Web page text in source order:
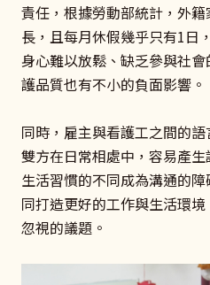
責任，根據勞動部統計，外
長，且每月休假幾乎只有1日
身心難以放鬆、缺乏參與社
護品質也有不小的負面影響。
同時，雇主與看護工之間的
雙方在日常相處中，容易產
生活習慣的不同成為溝通的
同打造更好的工作與生活環
忽視的議題。